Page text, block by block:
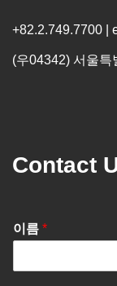
+82.2.749.7700 |
(우04342) 서울특
Contact
이름 *